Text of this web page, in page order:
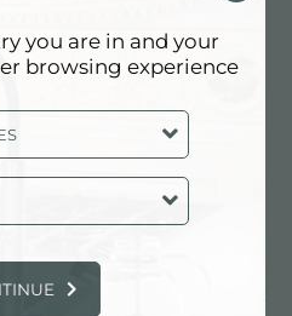
jpg
you are in and your
browsing experience